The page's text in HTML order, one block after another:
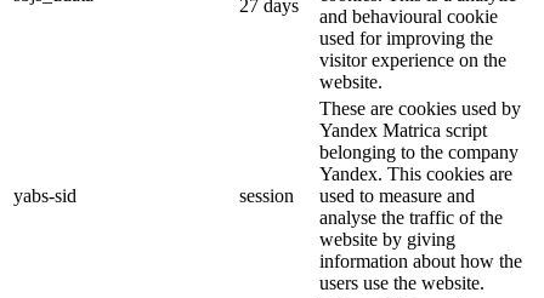
27 days
and behavioural cookie
used for improving the
visitor experience on the
website.
yabs-sid session
These are cookies used by
Yandex Matrica script
belonging to the company
Yandex. This cookies are
used to measure and
analyse the traffic of the
website by giving
information about how the
users use the website.